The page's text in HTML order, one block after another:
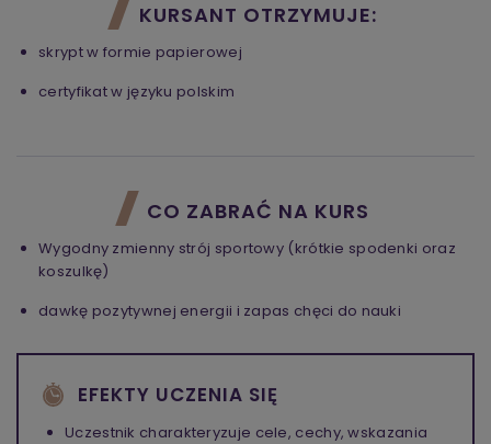
KURSANT OTRZYMUJE:
skrypt w formie papierowej
certyfikat w języku polskim
CO ZABRAĆ NA KURS
Wygodny zmienny strój sportowy (krótkie spodenki oraz
koszulkę)
dawkę pozytywnej energii i zapas chęci do nauki
EFEKTY UCZENIA SIĘ
Uczestnik charakteryzuje cele, cechy, wskazania